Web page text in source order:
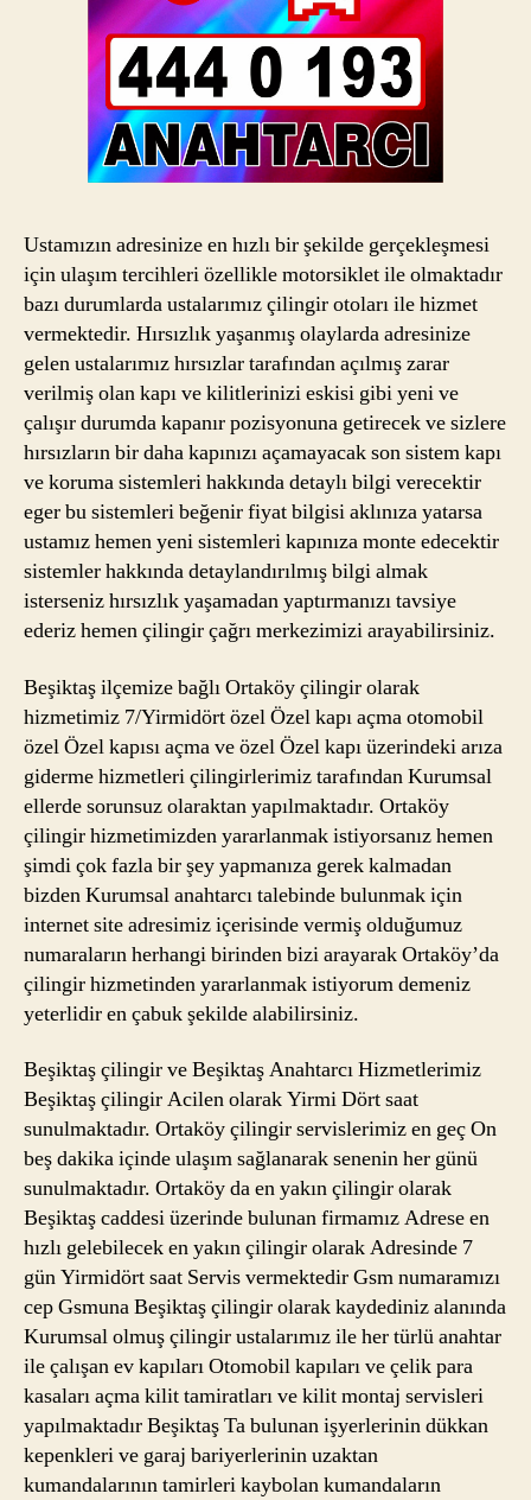
Ustamızın adresinize en hızlı bir şekilde gerçekleşmesi
için ulaşım tercihleri özellikle motorsiklet ile olmaktadır
bazı durumlarda ustalarımız çilingir otoları ile hizmet
vermektedir. Hırsızlık yaşanmış olaylarda adresinize
gelen ustalarımız hırsızlar tarafından açılmış zarar
verilmiş olan kapı ve kilitlerinizi eskisi gibi yeni ve
çalışır durumda kapanır pozisyonuna getirecek ve sizlere
hırsızların bir daha kapınızı açamayacak son sistem kapı
ve koruma sistemleri hakkında detaylı bilgi verecektir
eger bu sistemleri beğenir fiyat bilgisi aklınıza yatarsa
ustamız hemen yeni sistemleri kapınıza monte edecektir
sistemler hakkında detaylandırılmış bilgi almak
isterseniz hırsızlık yaşamadan yaptırmanızı tavsiye
ederiz hemen çilingir çağrı merkezimizi arayabilirsiniz.
Beşiktaş ilçemize bağlı Ortaköy çilingir olarak
hizmetimiz 7/Yirmidört özel Özel kapı açma otomobil
özel Özel kapısı açma ve özel Özel kapı üzerindeki arıza
giderme hizmetleri çilingirlerimiz tarafından Kurumsal
ellerde sorunsuz olaraktan yapılmaktadır. Ortaköy
çilingir hizmetimizden yararlanmak istiyorsanız hemen
şimdi çok fazla bir şey yapmanıza gerek kalmadan
bizden Kurumsal anahtarcı talebinde bulunmak için
internet site adresimiz içerisinde vermiş olduğumuz
numaraların herhangi birinden bizi arayarak Ortaköy’da
çilingir hizmetinden yararlanmak istiyorum demeniz
yeterlidir en çabuk şekilde alabilirsiniz.
Beşiktaş çilingir ve Beşiktaş Anahtarcı Hizmetlerimiz
Beşiktaş çilingir Acilen olarak Yirmi Dört saat
sunulmaktadır. Ortaköy çilingir servislerimiz en geç On
beş dakika içinde ulaşım sağlanarak senenin her günü
sunulmaktadır. Ortaköy da en yakın çilingir olarak
Beşiktaş caddesi üzerinde bulunan firmamız Adrese en
hızlı gelebilecek en yakın çilingir olarak Adresinde 7
gün Yirmidört saat Servis vermektedir Gsm numaramızı
cep Gsmuna Beşiktaş çilingir olarak kaydediniz alanında
Kurumsal olmuş çilingir ustalarımız ile her türlü anahtar
ile çalışan ev kapıları Otomobil kapıları ve çelik para
kasaları açma kilit tamiratları ve kilit montaj servisleri
yapılmaktadır Beşiktaş Ta bulunan işyerlerinin dükkan
kepenkleri ve garaj bariyerlerinin uzaktan
kumandalarının tamirleri kaybolan kumandaların